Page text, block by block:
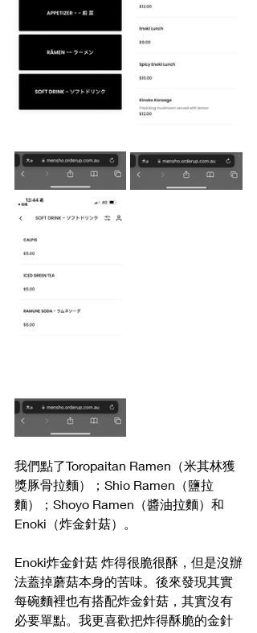
我們點了Toropaitan Ramen（米其林獲
獎豚骨拉麵）；Shio Ramen（鹽拉
麵）；Shoyo Ramen（醬油拉麵）和
Enoki（炸金針菇）。
Enoki炸金針菇 炸得很脆很酥，但是沒辦
法蓋掉蘑菇本身的苦味。後來發現其實
每碗麵裡也有搭配炸金針菇，其實沒有
必要單點。我更喜歡把炸得酥脆的金針